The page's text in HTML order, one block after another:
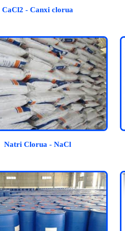
CaCl2 - Canxi clorua
Natri Clorua - NaCl